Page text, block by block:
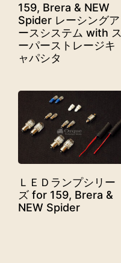
159, Brera & NEW
Spider レーシングア
ースシステム with ス
ーパーストレージキ
ャパシタ
ＬＥＤランプシリー
ズ for 159, Brera &
NEW Spider